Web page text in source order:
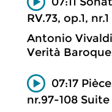
RV.73, op.1,
Antonio Vivaldi
Verità
07:17
nr.97-108